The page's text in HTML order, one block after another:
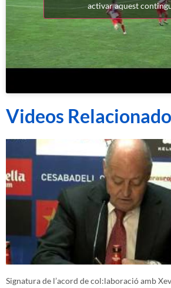
activar aquest
Videos
Signatura de l’acord de col:laboració amb